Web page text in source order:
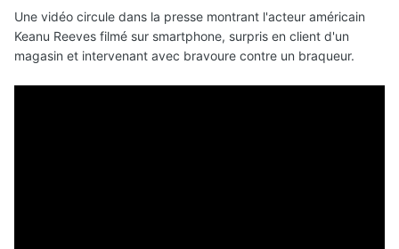
Une vidéo circule dans la presse montrant l'acteur américain
Keanu Reeves filmé sur smartphone, surpris en client d'un
magasin et intervenant avec bravoure contre un braqueur.